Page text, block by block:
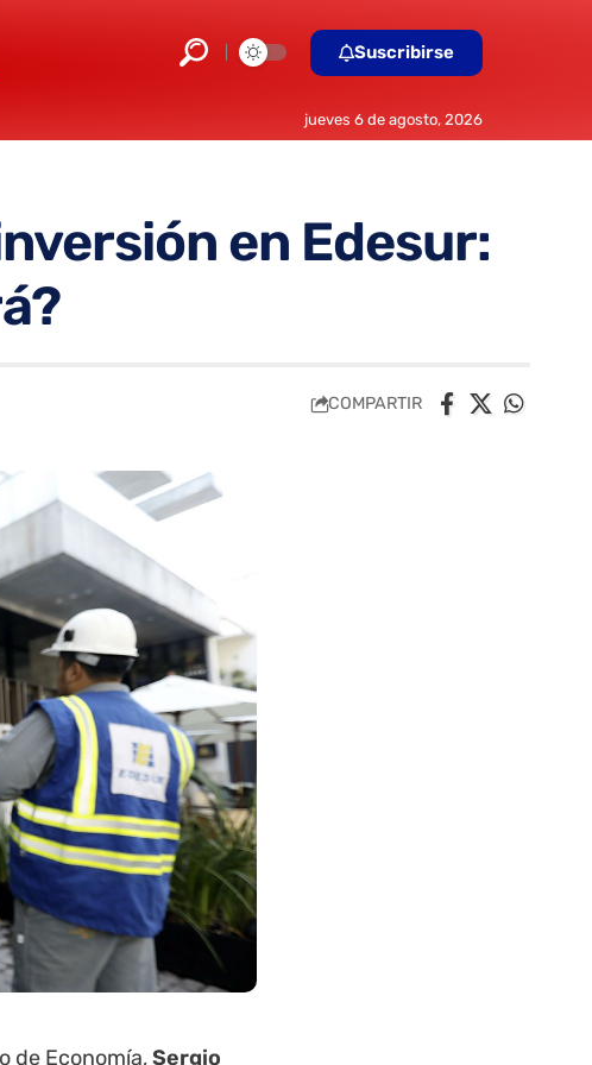
Suscribirse
jueves 6 de agosto, 2026
en Edesur:
COMPARTIR
de Economía,Sergio